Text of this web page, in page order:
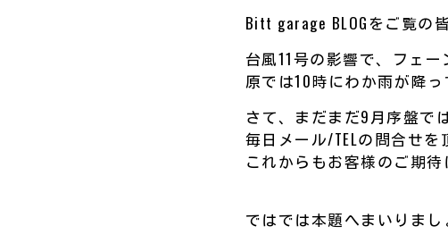
Bitt garage BLOGをご覧の
台風11号の影響で、フェ
原では10時にわか雨が降っ
さて、まだまだ9月序盤で
毎日メール/TELの問合せを
これからもお客様のご期
ではでは本題へまいりま